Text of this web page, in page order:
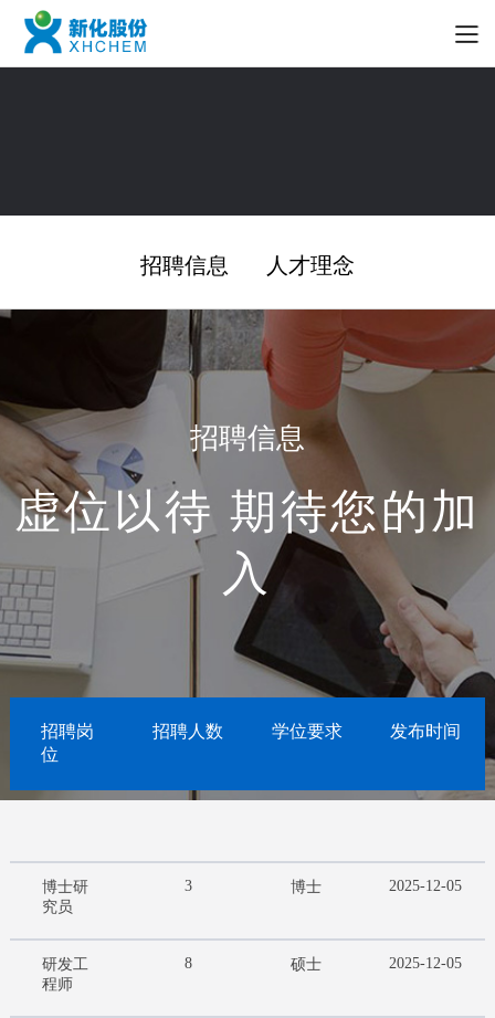
招聘信息 人才理念
招聘信息
虚位以待 期待您的加
入
招聘岗
位
招聘人数 学位要求 发布时间
博士研
究员
3 博士 2025-12-05
研发工
程师
8 硕士 2025-12-05